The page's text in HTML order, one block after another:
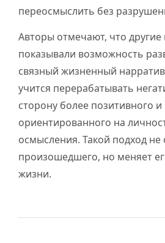
переосмыслить без
Авторы отмечают, что другие
показывали возможность
связный жизненный
учится перерабатывать
сторону более позитивного и
ориентированного на
осмысления. Такой подход не
произошедшего, но меняет
жизни.